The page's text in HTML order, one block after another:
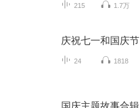
215 1.7万
庆祝七一和国庆节
24 1818
国庆主题故事合辑